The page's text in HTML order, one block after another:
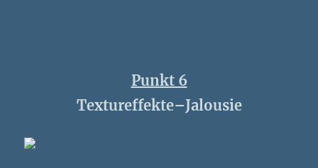
Punkt 6
Textureffekte–Jalousie